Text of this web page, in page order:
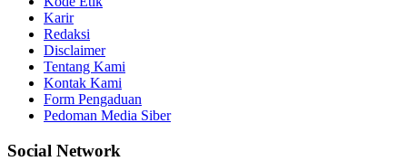
Karir
Redaksi
Disclaimer
Tentang Kami
Kontak Kami
Form Pengaduan
Pedoman Media Siber
Social Network